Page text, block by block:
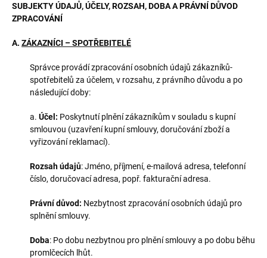
SUBJEKTY ÚDAJŮ, ÚČELY, ROZSAH, DOBA A PRÁVNÍ DŮVOD
ZPRACOVÁNÍ
A. ZÁKAZNÍCI – SPOTŘEBITELÉ
Správce provádí zpracování osobních údajů zákazníků-
spotřebitelů za účelem, v rozsahu, z právního důvodu a po
následující doby:
a. Účel: Poskytnutí plnění zákazníkům v souladu s kupní
smlouvou (uzavření kupní smlouvy, doručování zboží a
vyřizování reklamací).
Rozsah údajů: Jméno, příjmení, e-mailová adresa, telefonní
číslo, doručovací adresa, popř. fakturační adresa.
Právní důvod: Nezbytnost zpracování osobních údajů pro
splnění smlouvy.
Doba: Po dobu nezbytnou pro plnění smlouvy a po dobu běhu
promlčecích lhůt.